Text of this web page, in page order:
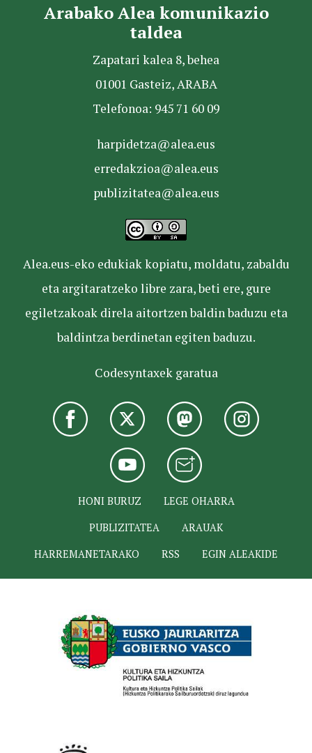
Arabako Alea komunikazio
taldea
Zapatari kalea 8, behea
01001 Gasteiz, ARABA
Telefonoa: 945 71 60 09
harpidetza@alea.eus
erredakzioa@alea.eus
publizitatea@alea.eus
Alea.eus-eko edukiak kopiatu, moldatu, zabaldu
eta argitaratzeko libre zara, beti ere, gure
egiletzakoak direla aitortzen baldin baduzu eta
baldintza berdinetan egiten baduzu.
Codesyntaxek garatua
HONI BURUZ
LEGE OHARRA
PUBLIZITATEA
ARAUAK
HARREMANETARAKO
RSS EGIN ALEAKIDE